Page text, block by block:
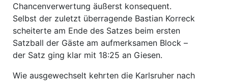
Chancenverwertung äußerst konsequent.
Selbst der zuletzt überragende Bastian Korreck
scheiterte am Ende des Satzes beim ersten
Satzball der Gäste am aufmerksamen Block –
der Satz ging klar mit 18:25 an Giesen.
Wie ausgewechselt kehrten die Karlsruher nach